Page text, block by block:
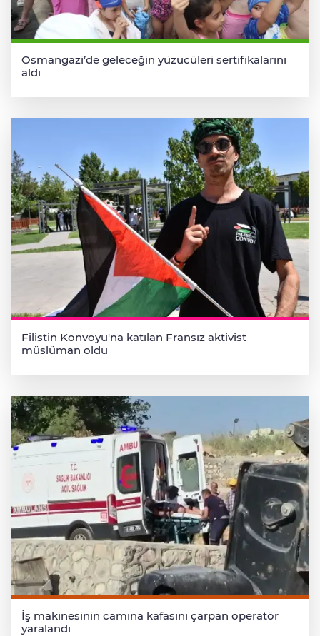
Osmangazi’de geleceğin yüzücüleri sertifikalarını
aldı
Filistin Konvoyu'na katılan Fransız aktivist
müslüman oldu
İş makinesinin camına kafasını çarpan operatör
yaralandı